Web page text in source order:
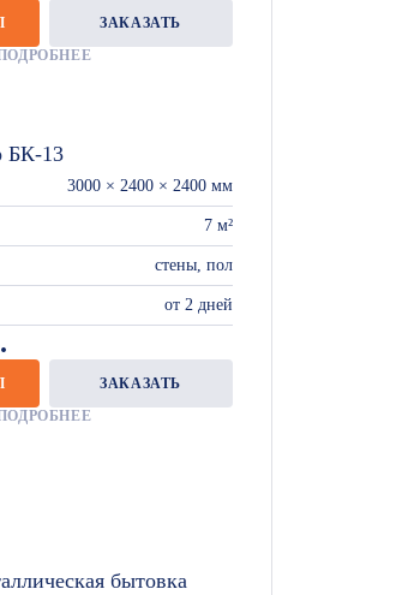
ЗАКАЗАТЬ
БК-13
3000 × 2400 × 2400 мм
7 м²
стены, пол
от 2 дней
ЗАКАЗАТЬ
бытовка